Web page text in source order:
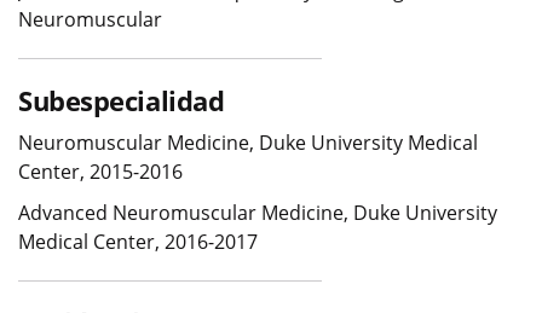
Neuromuscular
Subespecialidad
Neuromuscular Medicine, Duke University Medical
Center, 2015-2016
Advanced Neuromuscular Medicine, Duke University
Medical Center, 2016-2017